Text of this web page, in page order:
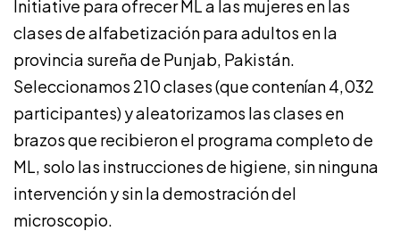
Initiative para ofrecer ML a las mujeres en las
clases de alfabetización para adultos en la
provincia sureña de Punjab, Pakistán.
Seleccionamos 210 clases (que contenían 4,032
participantes) y aleatorizamos las clases en
brazos que recibieron el programa completo de
ML, solo las instrucciones de higiene, sin ninguna
intervención y sin la demostración del
microscopio.